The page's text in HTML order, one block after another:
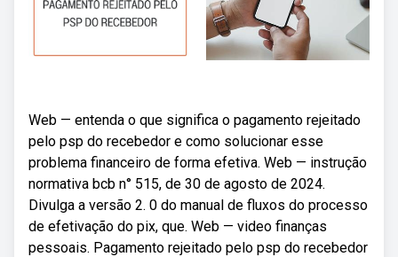
Web — entenda o que significa o pagamento rejeitado
pelo psp do recebedor e como solucionar esse
problema financeiro de forma efetiva. Web — instrução
normativa bcb n° 515, de 30 de agosto de 2024.
Divulga a versão 2. 0 do manual de fluxos do processo
de efetivação do pix, que. Web — video finanças
pessoais. Pagamento rejeitado pelo psp do recebedor